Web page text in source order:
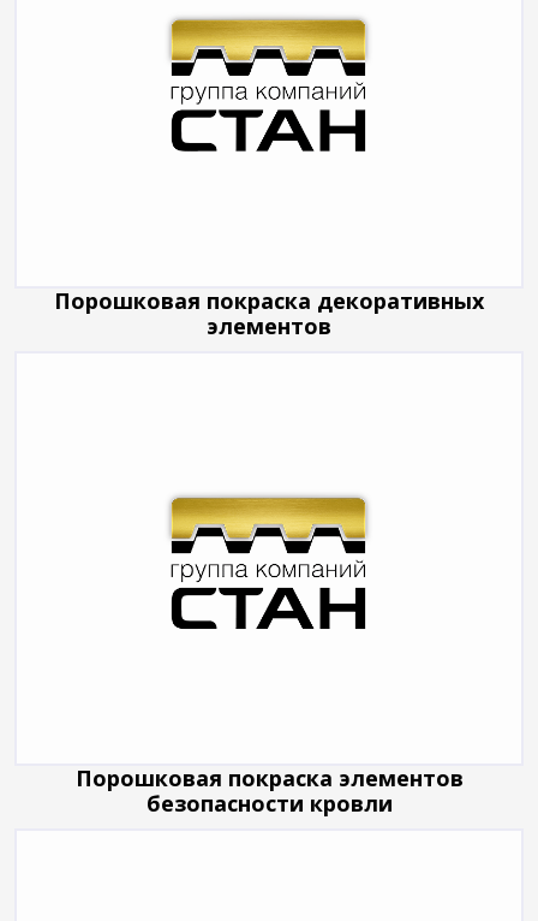
Порошковая покраска декоративных
элементов
Порошковая покраска элементов
безопасности кровли